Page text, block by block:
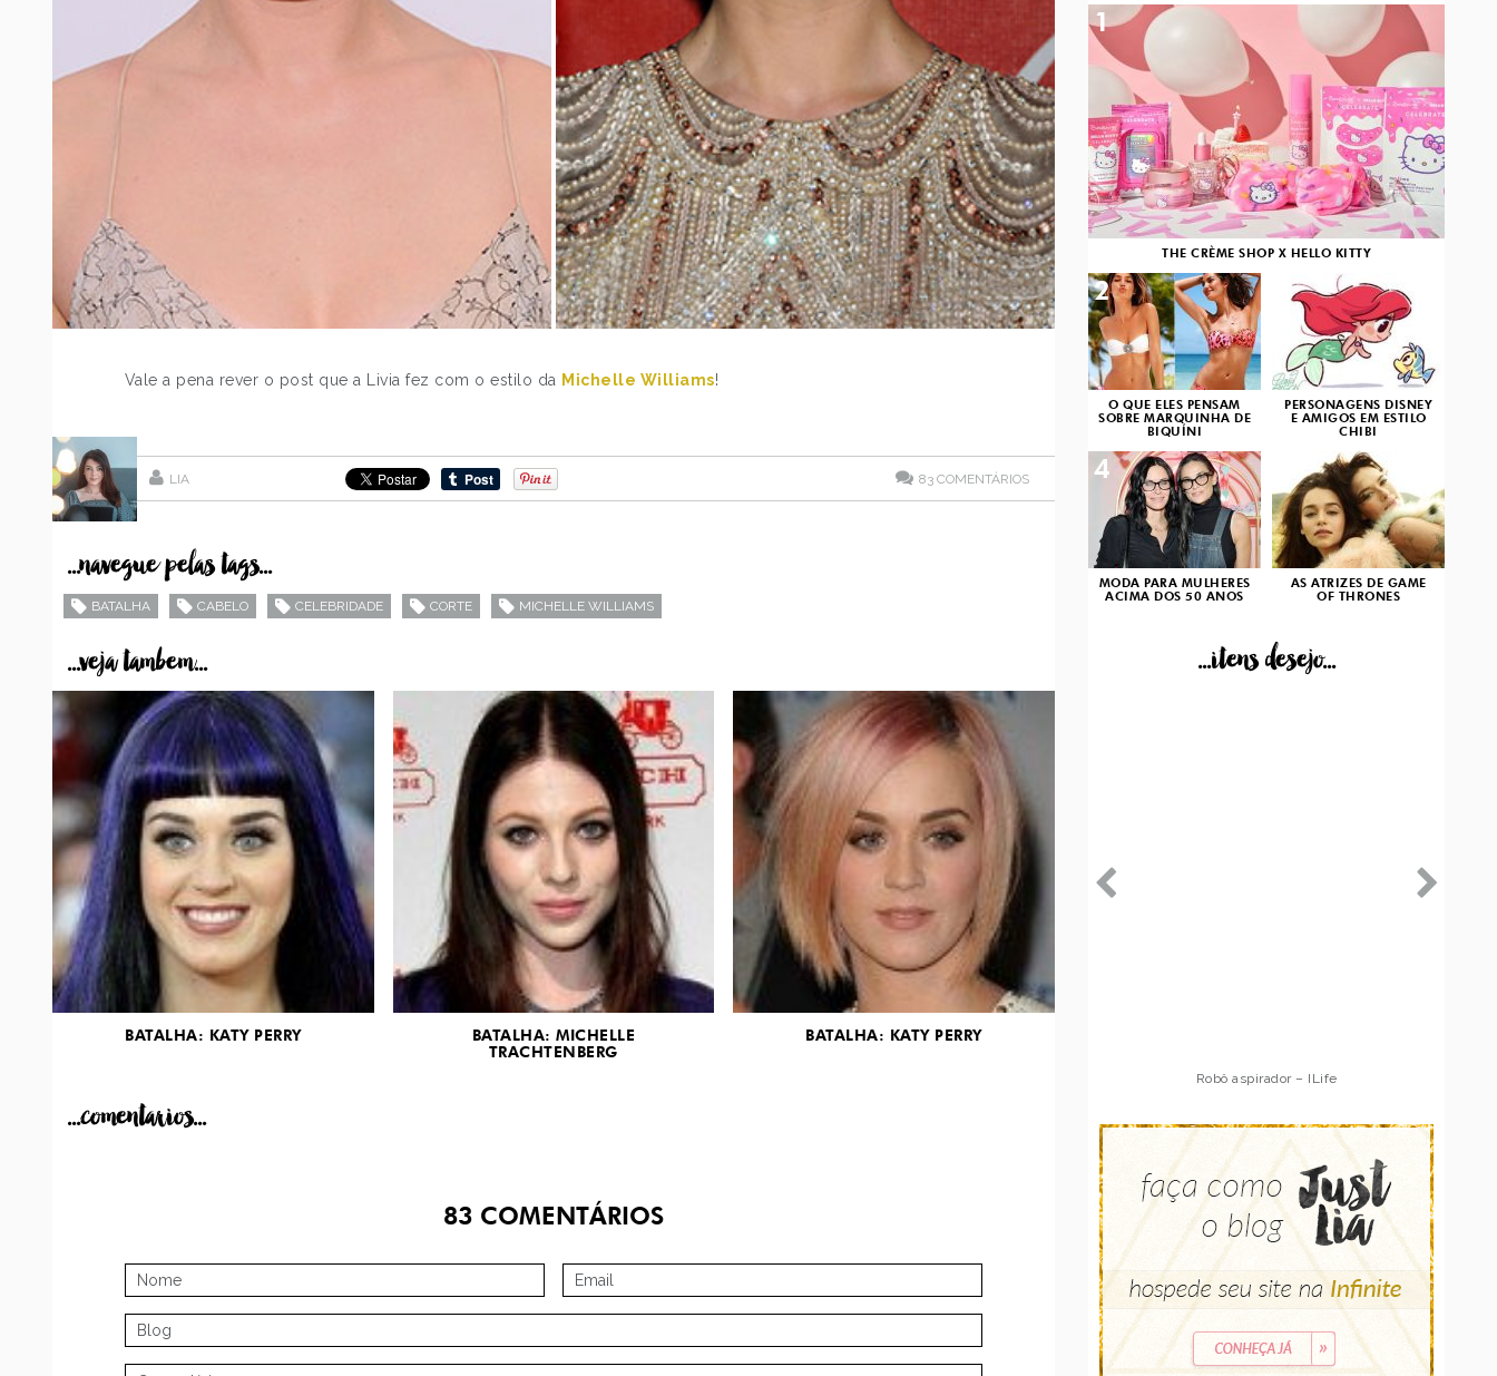
Vale a pena rever o post que a Livia fez com o estilo da Michelle Williams!
LIA 83 COMENTÁRIOS
...navegue pelas tags...
BATALHA CABELO CELEBRIDADE CORTE MICHELLE WILLIAMS
...veja tambem...
BATALHA: KATY PERRY
BATALHA: MICHELLE
TRACHTENBERG
BATALHA: KATY PERRY
...comentarios...
83 COMENTÁRIOS
THE CRÈME SHOP X HELLO KITTY
1
O QUE ELES PENSAM
SOBRE MARQUINHA DE
BIQUÍNI
2
PERSONAGENS DISNEY
E AMIGOS EM ESTILO
CHIBI
3
MODA PARA MULHERES
ACIMA DOS 50 ANOS
4
AS ATRIZES DE GAME
OF THRONES
...itens desejo...
Robô aspirador – Multilaser